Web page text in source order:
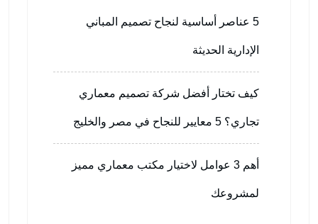
5 عناصر أساسية لنجاح تصميم المباني
الإدارية الحديثة
كيف تختار أفضل شركة تصميم معماري
تجاري؟ 5 معايير للنجاح في مصر والخليج
أهم 3 عوامل لاختيار مكتب معماري مميز
لمشروعك